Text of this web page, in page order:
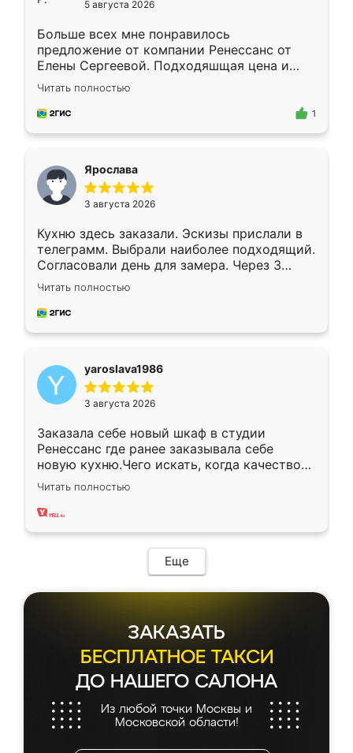
5 августа 2026
Больше всех мне понравилось
предложение от компании Ренессанс от
Елены Сергеевой. Подходяшщая цена и
короткие сроки изготовления. Приехавший
для замера сотрудник Владислав
предложил по моему эскизу самый
Читать полностью
1
Ярослава
3 августа 2026
Кухню здесь заказали. Эскизы прислали в
телеграмм. Выбрали наиболее подходящий.
Согласовали день для замера. Через 3
недели кухня была уже готова. Остались
довольны работой. Спасибо Ренессанс
мебель за качественную работу!
Читать полностью
yaroslava1986
3 августа 2026
Заказала себе новый шкаф в студии
Ренессанс где ранее заказывала себе
новую кухню.Чего искать, когда качеством
вполне довольна. Служит кухня уже почти
два года, нареканий нет.
Читать полностью
Еще
ЗАКАЗАТЬ
БЕСПЛАТНОЕ ТАКСИ
ДО НАШЕГО САЛОНА
Из любой точки Москвы и
Московской области!